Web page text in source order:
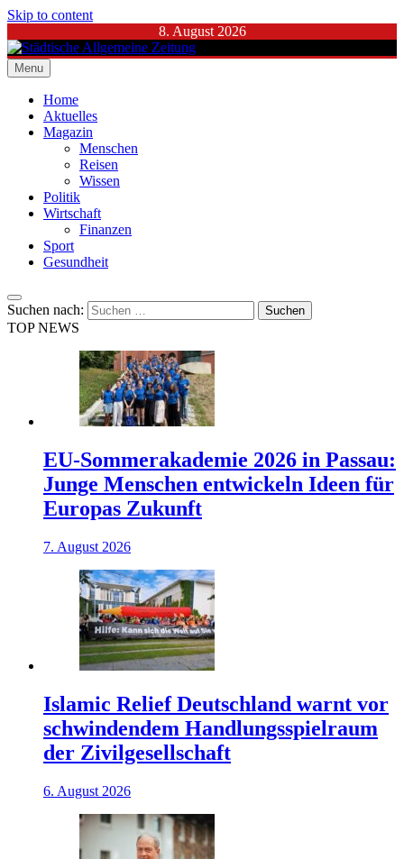
Skip to content
8. August 2026
Städtische Allgemeine Zeitung
Menu
Home
Aktuelles
Magazin
Menschen
Reisen
Wissen
Politik
Wirtschaft
Finanzen
Sport
Gesundheit
Suchen nach:
TOP NEWS
EU-Sommerakademie 2026 in Passau:
Junge Menschen entwickeln Ideen für
Europas Zukunft
7. August 2026
Islamic Relief Deutschland warnt vor
schwindendem Handlungsspielraum
der Zivilgesellschaft
6. August 2026